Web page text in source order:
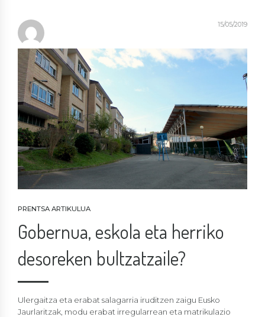
15/05/2019
PRENTSA ARTIKULUA
Gobernua, eskola eta herriko
desoreken bultzatzaile?
Ulergaitza eta erabat salagarria iruditzen zaigu Eusko
Jaurlaritzak, modu erabat irregularrean eta matrikulazio